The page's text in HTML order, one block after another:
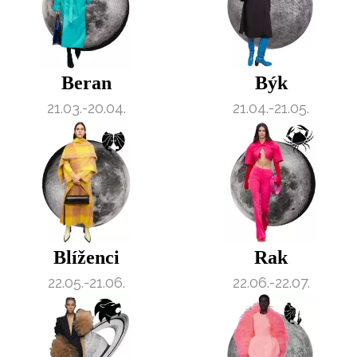
Beran
21.03.-20.04.
Býk
21.04.-21.05.
Blíženci
22.05.-21.06.
Rak
22.06.-22.07.